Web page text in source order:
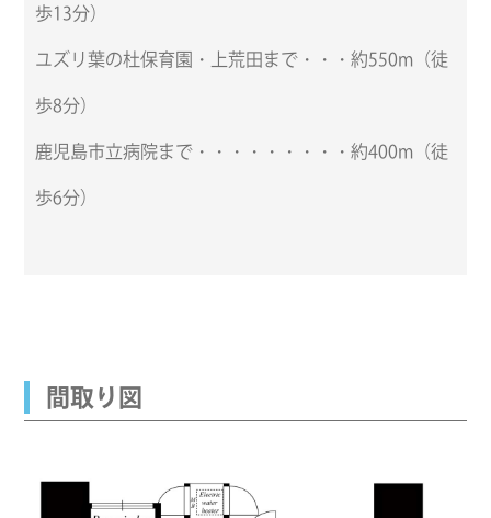
歩13分）
ユズリ葉の杜保育園・上荒田まで・・・約550m（徒
歩8分）
鹿児島市立病院まで・・・・・・・・・約400m（徒
歩6分）
間取り図